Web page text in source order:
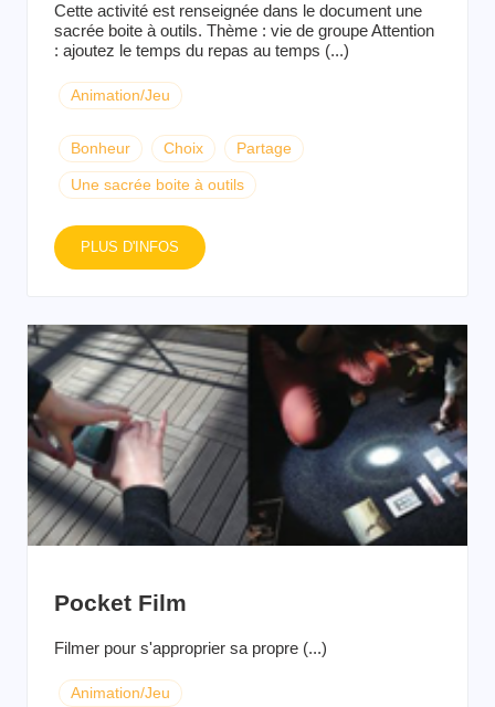
Cette activité est renseignée dans le document une
sacrée boite à outils. Thème : vie de groupe Attention
: ajoutez le temps du repas au temps (...)
Animation/Jeu
Bonheur Choix Partage
Une sacrée boite à outils
PLUS D'INFOS
Pocket Film
Filmer pour s'approprier sa propre (...)
Animation/Jeu